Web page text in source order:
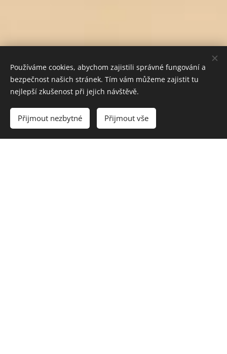
Do košíku
Používáme cookies, abychom zajistili správné fungování a
bezpečnost našich stránek. Tím vám můžeme zajistit tu
nejlepší zkušenost při jejich návštěvě.
Přijmout nezbytné Přijmout vše